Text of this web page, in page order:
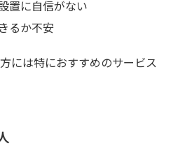
置に自信がない
るか不安
には特におすすめのサービス